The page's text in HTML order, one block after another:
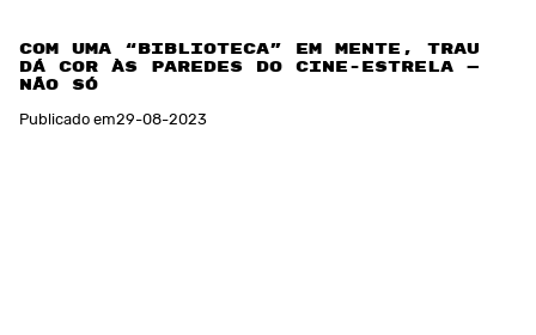
Com uma “biblioteca” em mente, Trauma
dá cor às paredes do Cine-Estrela — e
não só
Publicado em29-08-2023